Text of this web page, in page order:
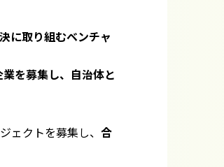
に取り組むベンチャ
を募集し、自治体と
ェクトを募集し、 合